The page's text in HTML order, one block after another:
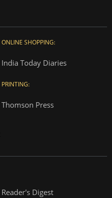
ONLINE SHOPPING:
India Today Diaries
PRINTING:
Thomson Press
Reader's Digest